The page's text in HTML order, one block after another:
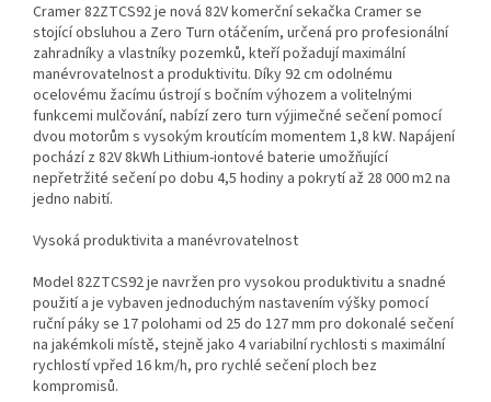
Cramer 82ZTCS92je nová 82V komerční sekačka Cramer se
stojící obsluhou a Zero Turn otáčením, určená pro profesionální
zahradníky a vlastníky pozemků, kteří požadují maximální
manévrovatelnost a produktivitu. Díky92 cm odolnému
ocelovému žacímu ústrojí s bočním výhozem a volitelnými
funkcemi mulčování, nabízí zero turn výjimečné sečení pomocí
dvou motorům s vysokým kroutícím momentem 1,8 kW. Napájení
pochází z 82V 8kWh Lithium-iontové baterie umožňující
nepřetržité sečení po dobu 4,5 hodiny a pokrytí až 28 000 m2na
jedno nabití.
Vysoká produktivita a manévrovatelnost
Model 82ZTCS92je navržen pro vysokou produktivitu a snadné
použití a je vybaven jednoduchým nastavením výšky pomocí
ruční páky se 17 polohami od 25 do 127 mm pro dokonalé sečení
na jakémkoli místě, stejně jako 4 variabilní rychlosti s maximální
rychlostí vpřed 16 km/h, pro rychlé sečení ploch bez
kompromisů.